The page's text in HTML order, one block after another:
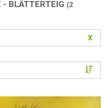
- BLÄTTERTEIG (2
X